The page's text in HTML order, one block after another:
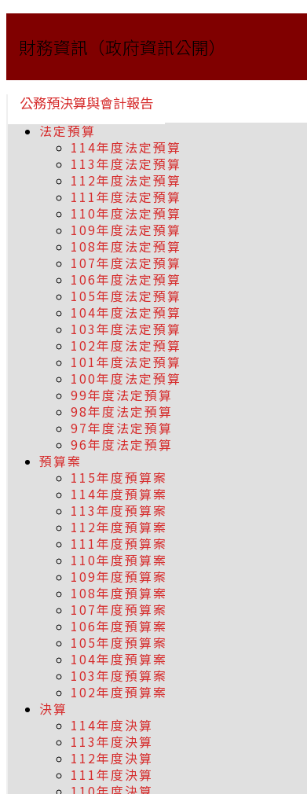
財務資訊（政府資訊公開）
公務預決算與會計報告
法定預算
114年度法定預算
113年度法定預算
112年度法定預算
111年度法定預算
110年度法定預算
109年度法定預算
108年度法定預算
107年度法定預算
106年度法定預算
105年度法定預算
104年度法定預算
103年度法定預算
102年度法定預算
101年度法定預算
100年度法定預算
99年度法定預算
98年度法定預算
97年度法定預算
96年度法定預算
預算案
115年度預算案
114年度預算案
113年度預算案
112年度預算案
111年度預算案
110年度預算案
109年度預算案
108年度預算案
107年度預算案
106年度預算案
105年度預算案
104年度預算案
103年度預算案
102年度預算案
決算
114年度決算
113年度決算
112年度決算
111年度決算